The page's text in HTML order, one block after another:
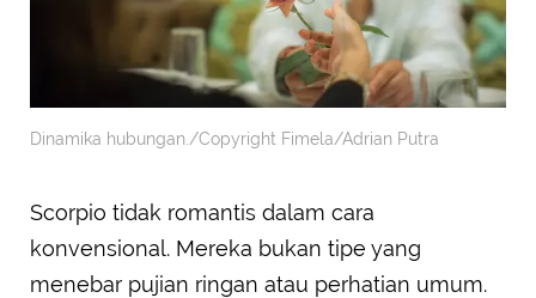
Dinamika hubungan./Copyright Fimela/Adrian Putra
Scorpio tidak romantis dalam cara
konvensional. Mereka bukan tipe yang
menebar pujian ringan atau perhatian umum.